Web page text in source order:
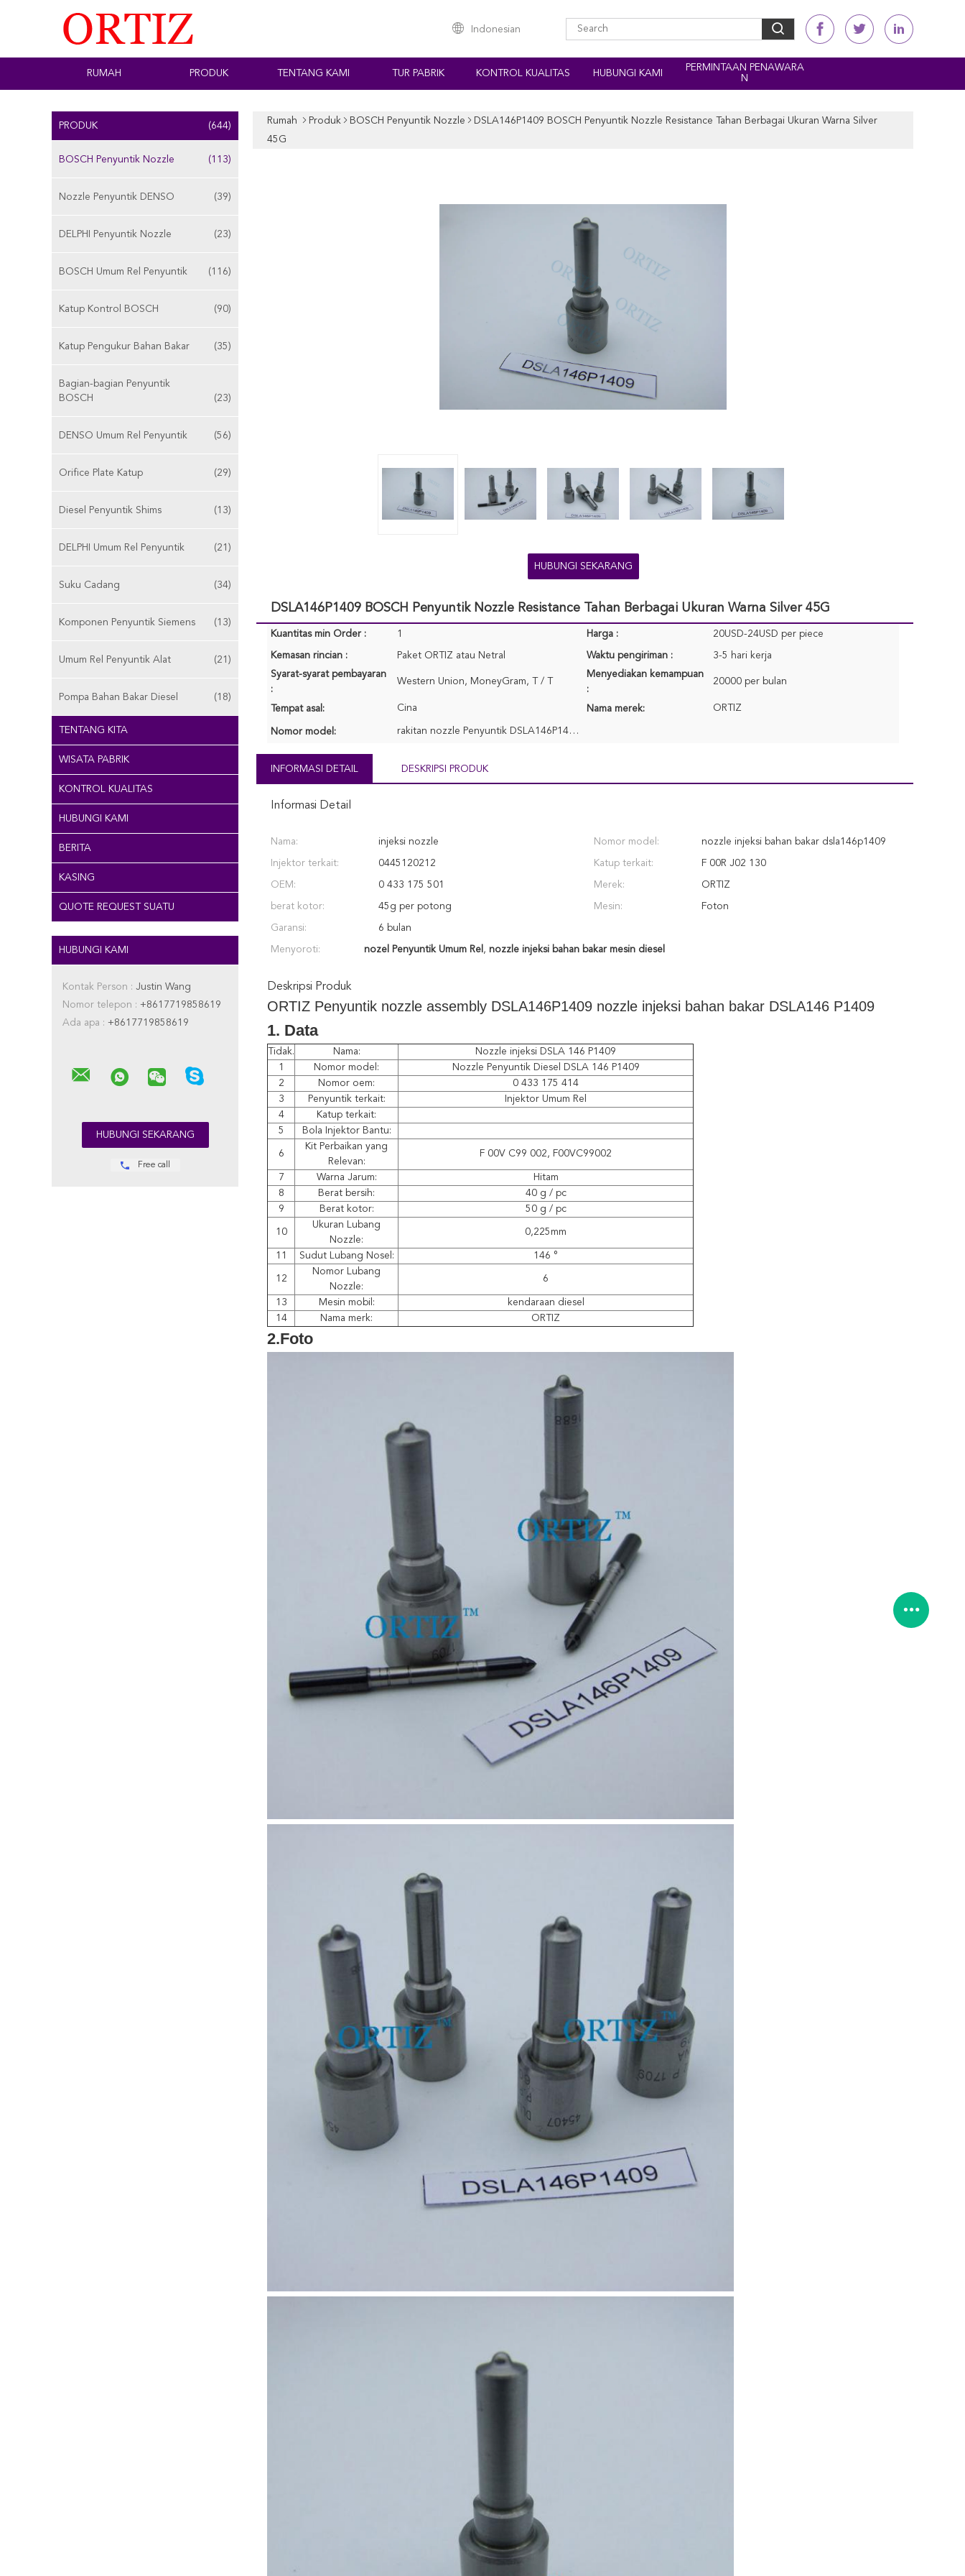
Indonesian
RUMAH PRODUK TENTANG KAMI TUR PABRIK KONTROL KUALITAS HUBUNGI KAMI
PERMINTAAN PENAWARA
N
PRODUK (644)
BOSCH Penyuntik Nozzle (113)
Nozzle Penyuntik DENSO (39)
DELPHI Penyuntik Nozzle (23)
BOSCH Umum Rel Penyuntik (116)
Katup Kontrol BOSCH (90)
Katup Pengukur Bahan Bakar (35)
Bagian-bagian Penyuntik
BOSCH
(23)
DENSO Umum Rel Penyuntik (56)
Orifice Plate Katup (29)
Diesel Penyuntik Shims (13)
DELPHI Umum Rel Penyuntik (21)
Suku Cadang (34)
Komponen Penyuntik Siemens (13)
Umum Rel Penyuntik Alat (21)
Pompa Bahan Bakar Diesel (18)
TENTANG KITA
WISATA PABRIK
KONTROL KUALITAS
HUBUNGI KAMI
BERITA
KASING
QUOTE REQUEST SUATU
HUBUNGI KAMI
Kontak Person : Justin Wang
Nomor telepon : +8617719858619
Ada apa : +8617719858619
Free call
Rumah Produk BOSCH Penyuntik Nozzle
DSLA146P1409 BOSCH Penyuntik Nozzle Resistance Tahan Berbagai Ukuran Warna Silver
45G
HUBUNGI SEKARANG
DSLA146P1409 BOSCH Penyuntik Nozzle Resistance Tahan Berbagai Ukuran Warna Silver 45G
Kuantitas min Order : 1 Harga : 20USD-24USD per piece
Kemasan rincian : Paket ORTIZ atau Netral Waktu pengiriman :
3-5 hari kerja
Syarat-syarat pembayaran
:
Western Union, MoneyGram, T / T
Menyediakan kemampuan
:
20000 per bulan
Tempat asal: Cina Nama merek: ORTIZ
Nomor model: rakitan nozzle Penyuntik DSLA146P1409
INFORMASI DETAIL DESKRIPSI PRODUK
Informasi Detail
Nama: injeksi nozzle Nomor model: nozzle injeksi bahan bakar dsla146p1409
Injektor terkait: 0445120212 Katup terkait: F 00R J02 130
OEM: 0 433 175 501 Merek: ORTIZ
berat kotor: 45g per potong Mesin: Foton
Garansi: 6 bulan
Menyoroti: nozel Penyuntik Umum Rel , nozzle injeksi bahan bakar mesin diesel
Deskripsi Produk
ORTIZ Penyuntik nozzle assembly DSLA146P1409 nozzle injeksi bahan bakar DSLA146 P1409
1. Data
Tidak. Nama:
Nozzle injeksi DSLA 146 P1409
1
Nomor model:
Nozzle Penyuntik Diesel DSLA 146 P1409
2
Nomor oem:
0 433 175 414
3
Penyuntik terkait:
Injektor Umum Rel
4
Katup terkait:
5
Bola Injektor Bantu:
6
Kit Perbaikan yang
Relevan:
F 00V C99 002, F00VC99002
7 Warna Jarum:
Hitam
8
Berat bersih:
40 g / pc
9
Berat kotor: 50 g / pc
10
Ukuran Lubang
Nozzle:
0,225mm
11 Sudut Lubang Nosel: 146 °
12
Nomor Lubang
Nozzle:
6
13 Mesin mobil:
kendaraan diesel
14
Nama merk: ORTIZ
2.Foto